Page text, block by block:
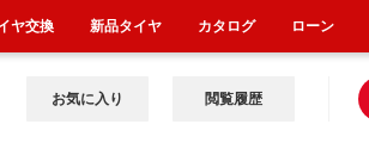
お気に入り 閲覧履歴
ヤ交換 新品タイヤ カタログ ローン